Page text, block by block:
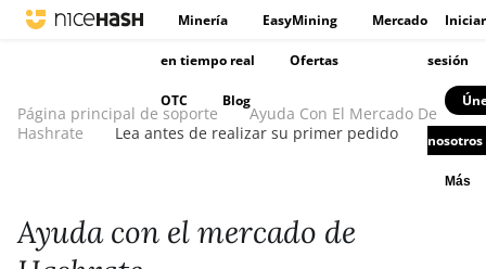
Minería EasyMining Mercado
en tiempo real Ofertas
OTC Blog
Iniciar
sesión
nosotros
Más
Página principal de soporte
Ayuda Con El Mercado De
Hashrate
Lea antes de realizar su primer pedido
Ayuda con el mercado de